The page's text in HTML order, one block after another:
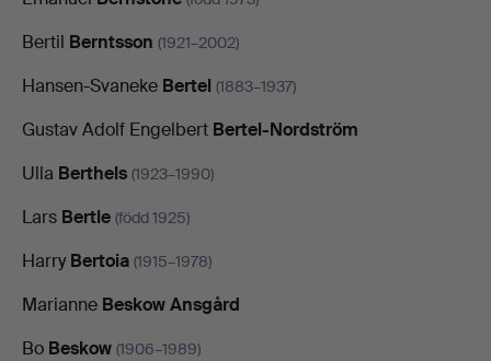
Bertil Berntsson (1921–2002)
Hansen-Svaneke Bertel (1883–1937)
Gustav Adolf Engelbert Bertel-Nordström
Ulla Berthels (1923–1990)
Lars Bertle (född 1925)
HarryBertoia (1915–1978)
Marianne Beskow Ansgård
Bo Beskow (1906–1989)